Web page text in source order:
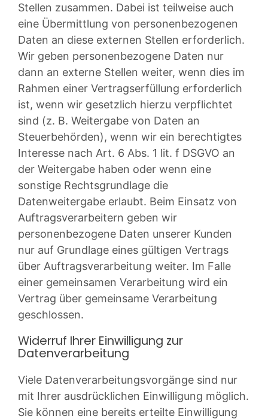
Stellen zusammen. Dabei ist teilweise auch
eine Übermittlung von personenbezogenen
Daten an diese externen Stellen erforderlich.
Wir geben personenbezogene Daten nur
dann an externe Stellen weiter, wenn dies im
Rahmen einer Vertragserfüllung erforderlich
ist, wenn wir gesetzlich hierzu verpflichtet
sind (z. B. Weitergabe von Daten an
Steuerbehörden), wenn wir ein berechtigtes
Interesse nach Art. 6 Abs. 1 lit. f DSGVO an
der Weitergabe haben oder wenn eine
sonstige Rechtsgrundlage die
Datenweitergabe erlaubt. Beim Einsatz von
Auftragsverarbeitern geben wir
personenbezogene Daten unserer Kunden
nur auf Grundlage eines gültigen Vertrags
über Auftragsverarbeitung weiter. Im Falle
einer gemeinsamen Verarbeitung wird ein
Vertrag über gemeinsame Verarbeitung
geschlossen.
Widerruf Ihrer Einwilligung zur
Datenverarbeitung
Viele Datenverarbeitungsvorgänge sind nur
mit Ihrer ausdrücklichen Einwilligung möglich.
Sie können eine bereits erteilte Einwilligung